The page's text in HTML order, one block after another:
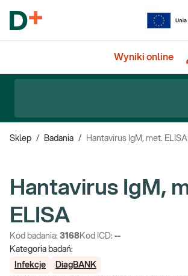
Wyniki online
Sklep / Badania / Hantavirus IgM, met. ELISA
Hantavirus IgM,
ELISA
Kod badania: 3168Kod ICD: --
Kategoria badań:
Infekcje
DiagBANK